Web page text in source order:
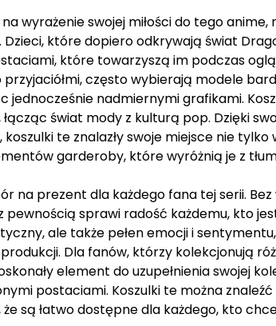
wyrażenie swojej miłości do tego anime,
które dopiero odkrywają świat
które towarzyszą im podczas
często wybierają modele
jednocześnie nadmiernymi grafikami.
świat mody z kulturą pop. Dzięki
te znalazły swoje miejsce nie tylko
garderoby, które wyróżnią je z
na prezent dla każdego fana tej serii. Bez
sprawi radość każdemu, kto
ale także pełen emocji i
Dla fanów, którzy kolekcjonują
element do uzupełnienia swojej
postaciami. Koszulki te można
są łatwo dostępne dla każdego, kto